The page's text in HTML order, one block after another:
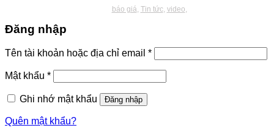
báo giá Tin tức video
Đăng nhập
Tên tài khoản hoặc địa chỉ email *Bắt
buộc
Mật khẩu *Bắt
buộc
Ghi nhớ mật khẩu
Đăng nhập
Quên mật khẩu?